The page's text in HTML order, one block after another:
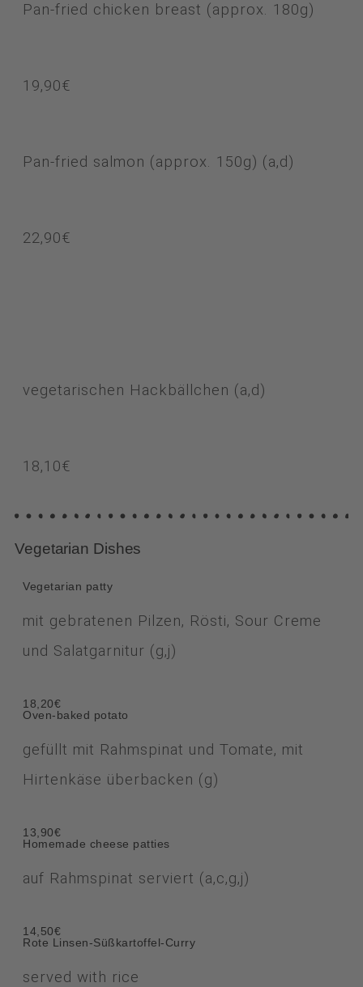
Pan-fried chicken breast (approx. 180g)
19,90€
Pan-fried salmon (approx. 150g) (a,d)
22,90€
vegetarischen Hackbällchen (a,d)
18,10€
Vegetarian Dishes
Vegetarian patty
mit gebratenen Pilzen, Rösti, Sour Creme
und Salatgarnitur (g,j)
18,20€
Oven-baked potato
gefüllt mit Rahmspinat und Tomate, mit
Hirtenkäse überbacken (g)
13,90€
Homemade cheese patties
auf Rahmspinat serviert (a,c,g,j)
14,50€
Rote Linsen-Süßkartoffel-Curry
served with rice